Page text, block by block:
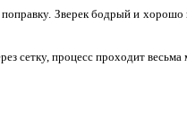
Зверек бодрый и
сетку, процесс проходит